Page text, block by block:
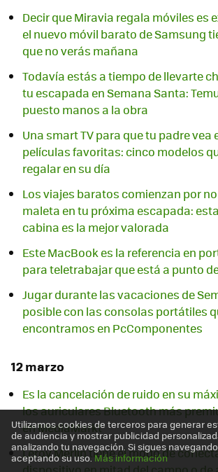
Decir que Miravia regala móviles es
el nuevo móvil barato de Samsung
que no verás mañana
Todavía estás a tiempo de llevarte
tu escapada en Semana Santa:
puesto manos a la obra
Una smart TV para que tu padre vea
películas favoritas: cinco modelos
regalar en su día
Los viajes baratos comienzan por
maleta en tu próxima escapada:
cabina es la mejor valorada
Este MacBook es la referencia en
para teletrabajar que está a punto
Jugar durante las vacaciones de
posible con las consolas portátiles
encontramos en PcComponentes
12 marzo
Es la cancelación de ruido en su
los auriculares Bluetooth más
en MediaMarkt
Leroy Merlin tiene el modo de
Utilizamos cookies de terceros para generar
de audiencia y mostrar publicidad
analizando tu navegación. Si sigues
aceptando su uso. Más información